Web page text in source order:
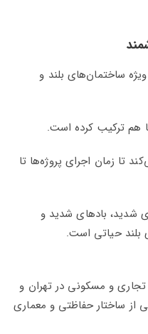
مای‌تور با ارائه توری‌های High-Tech ویژه ساختمان‌های بلند و
هم ترکیب کرده است.
تا زمان اجرای پروژه‌ها تا
شدید، بادهای شدید و
بلند حیاتی است.
و مسکونی در تهران و
ساختار حفاظتی و معماری